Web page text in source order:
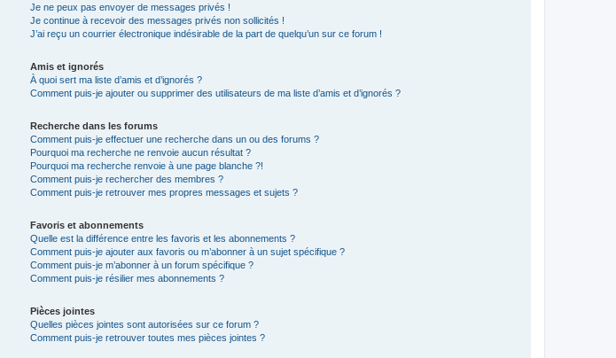
Je ne peux pas envoyer de messages privés !
Je continue à recevoir des messages privés non sollicités !
J’ai reçu un courrier électronique indésirable de la part de quelqu’un sur ce forum !
Amis et ignorés
À quoi sert ma liste d’amis et d’ignorés ?
Comment puis-je ajouter ou supprimer des utilisateurs de ma liste d’amis et d’ignorés ?
Recherche dans les forums
Comment puis-je effectuer une recherche dans un ou des forums ?
Pourquoi ma recherche ne renvoie aucun résultat ?
Pourquoi ma recherche renvoie à une page blanche ?!
Comment puis-je rechercher des membres ?
Comment puis-je retrouver mes propres messages et sujets ?
Favoris et abonnements
Quelle est la différence entre les favoris et les abonnements ?
Comment puis-je ajouter aux favoris ou m’abonner à un sujet spécifique ?
Comment puis-je m’abonner à un forum spécifique ?
Comment puis-je résilier mes abonnements ?
Pièces jointes
Quelles pièces jointes sont autorisées sur ce forum ?
Comment puis-je retrouver toutes mes pièces jointes ?